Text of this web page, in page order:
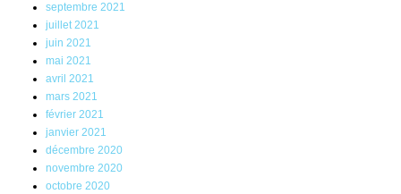
septembre 2021
juillet 2021
juin 2021
mai 2021
avril 2021
mars 2021
février 2021
janvier 2021
décembre 2020
novembre 2020
octobre 2020